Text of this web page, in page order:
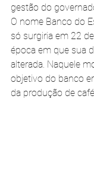
gestão do
O nome Banco do
só surgiria em 22
época em que sua
alterada. Naquele
objetivo do banco
da produção de